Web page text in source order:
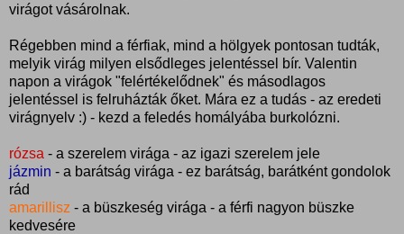
virágot vásárolnak.
Régebben mind a férfiak, mind a hölgyek pontosan tudták,
melyik virág milyen elsődleges jelentéssel bír. Valentin
napon a virágok "felértékelődnek" és másodlagos
jelentéssel is felruházták őket. Mára ez a tudás - az eredeti
virágnyelv :) - kezd a feledés homályába burkolózni.
rózsa - a szerelem virága - az igazi szerelem jele
jázmin - a barátság virága - ez barátság, barátként gondolok
rád
amarillisz - a büszkeség virága - a férfi nagyon büszke
kedvesére